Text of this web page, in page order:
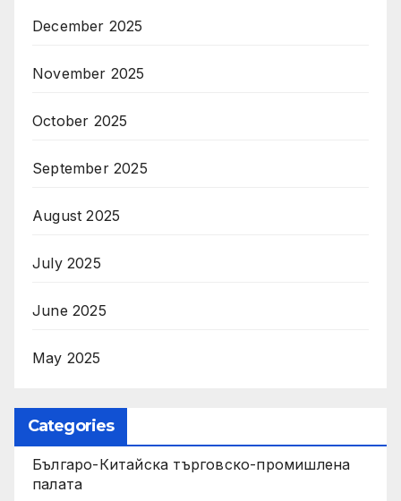
December 2025
November 2025
October 2025
September 2025
August 2025
July 2025
June 2025
May 2025
Categories
Българо-Китайска търговско-промишлена
палата